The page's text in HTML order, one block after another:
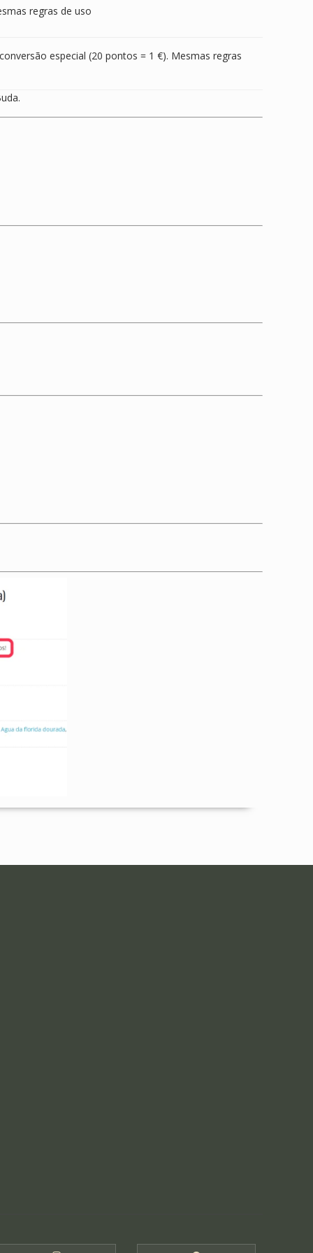
regras de uso
especial (20 pontos = 1 €). Mesmas regras